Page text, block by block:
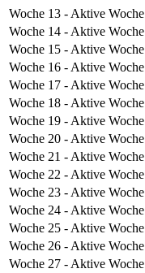
Woche 13 - Aktive Woche
Woche 14 - Aktive Woche
Woche 15 - Aktive Woche
Woche 16 - Aktive Woche
Woche 17 - Aktive Woche
Woche 18 - Aktive Woche
Woche 19 - Aktive Woche
Woche 20 - Aktive Woche
Woche 21 - Aktive Woche
Woche 22 - Aktive Woche
Woche 23 - Aktive Woche
Woche 24 - Aktive Woche
Woche 25 - Aktive Woche
Woche 26 - Aktive Woche
Woche 27 - Aktive Woche